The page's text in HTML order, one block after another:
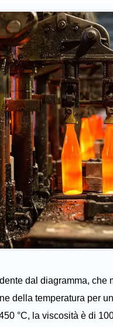
dal diagramma, che
della temperatura per
°C, la viscosità è di